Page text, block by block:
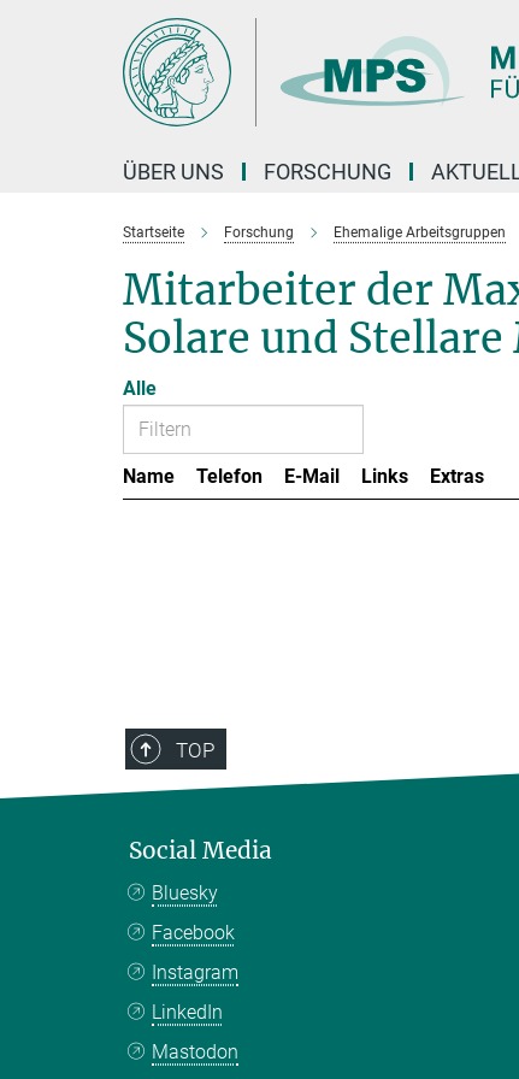
ÜBER UNS FORSCHUNG
Startseite Forschung Ehemalige Arbeitsgruppen
Mitarbeiter der
Solare und
Alle
Name Telefon E-Mail Links
Extras
TOP
Social Media
Bluesky
Facebook
Instagram
LinkedIn
Mastodon